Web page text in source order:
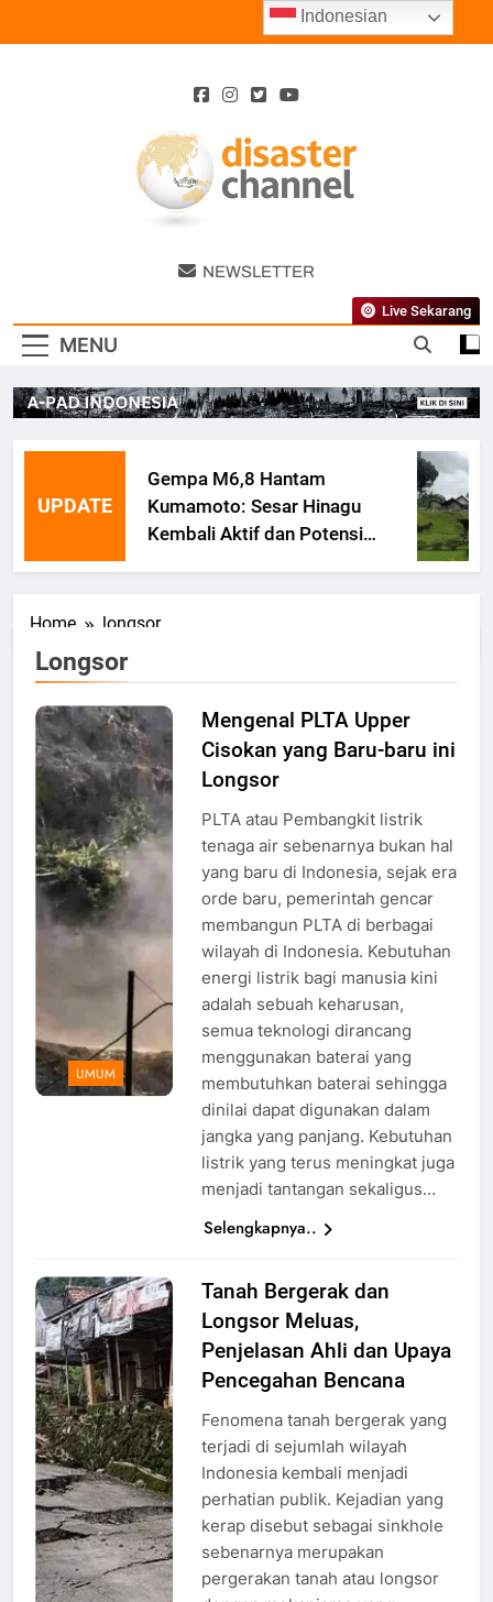
Disaster
Channel
NEWSLETTER
MENU
Live Sekarang
UPDATE
Gempa M6,8 Hantam
Kumamoto: Sesar Hinagu
Kembali Aktif dan Potensi
Gempa Susulan
Home longsor
Longsor
Longsor di
area PLTA
Cisokan,
Foto:
Eri/HR
UMUM
Mengenal PLTA Upper
Cisokan yang Baru-baru ini
Longsor
PLTA atau Pembangkit listrik
tenaga air sebenarnya bukan hal
yang baru di Indonesia, sejak era
orde baru, pemerintah gencar
membangun PLTA di berbagai
wilayah di Indonesia. Kebutuhan
energi listrik bagi manusia kini
adalah sebuah keharusan,
semua teknologi dirancang
menggunakan baterai yang
membutuhkan baterai sehingga
dinilai dapat digunakan dalam
jangka yang panjang. Kebutuhan
listrik yang terus meningkat juga
menjadi tantangan sekaligus…
Selengkapnya..
Ilustrasi
Tanah
Bergerak,
Foto: Dok.
BPBD Kab.
Tegal
Tanah Bergerak dan
Longsor Meluas,
Penjelasan Ahli dan Upaya
Pencegahan Bencana
Fenomena tanah bergerak yang
terjadi di sejumlah wilayah
Indonesia kembali menjadi
perhatian publik. Kejadian yang
kerap disebut sebagai sinkhole
sebenarnya merupakan
pergerakan tanah atau longsor
Indonesian